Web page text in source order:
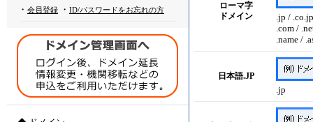
・ 会員登録 ・ ID/パスワードをお忘れの方
ローマ字
ドメイン
.jp /
.com /
.name /
日本語.JP
.jp